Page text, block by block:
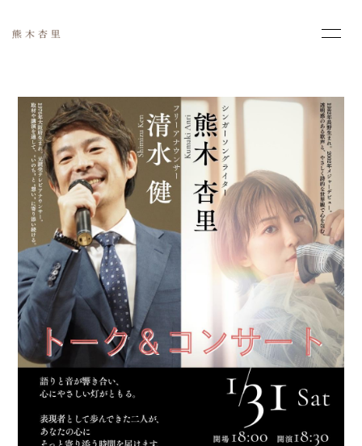
PROFILE
MOVIE
PHOTO
SCHEDULE
DISCOGRAPHY
会員登録 ログイン